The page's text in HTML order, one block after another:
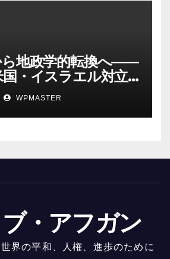
ら地政学的転換へ――
・イスラエル対立
、抵抗、世界秩序
第２部
WPMASTER
・アフガン
界の平和、人権、進歩のために